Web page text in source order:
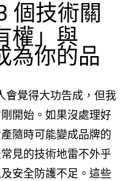
個技術關
權」與
為你的品
會覺得大功告成，但我
開始。如果沒處理好
隨時可能變成品牌的
見的技術地雷不外乎
安全防護不足。這些